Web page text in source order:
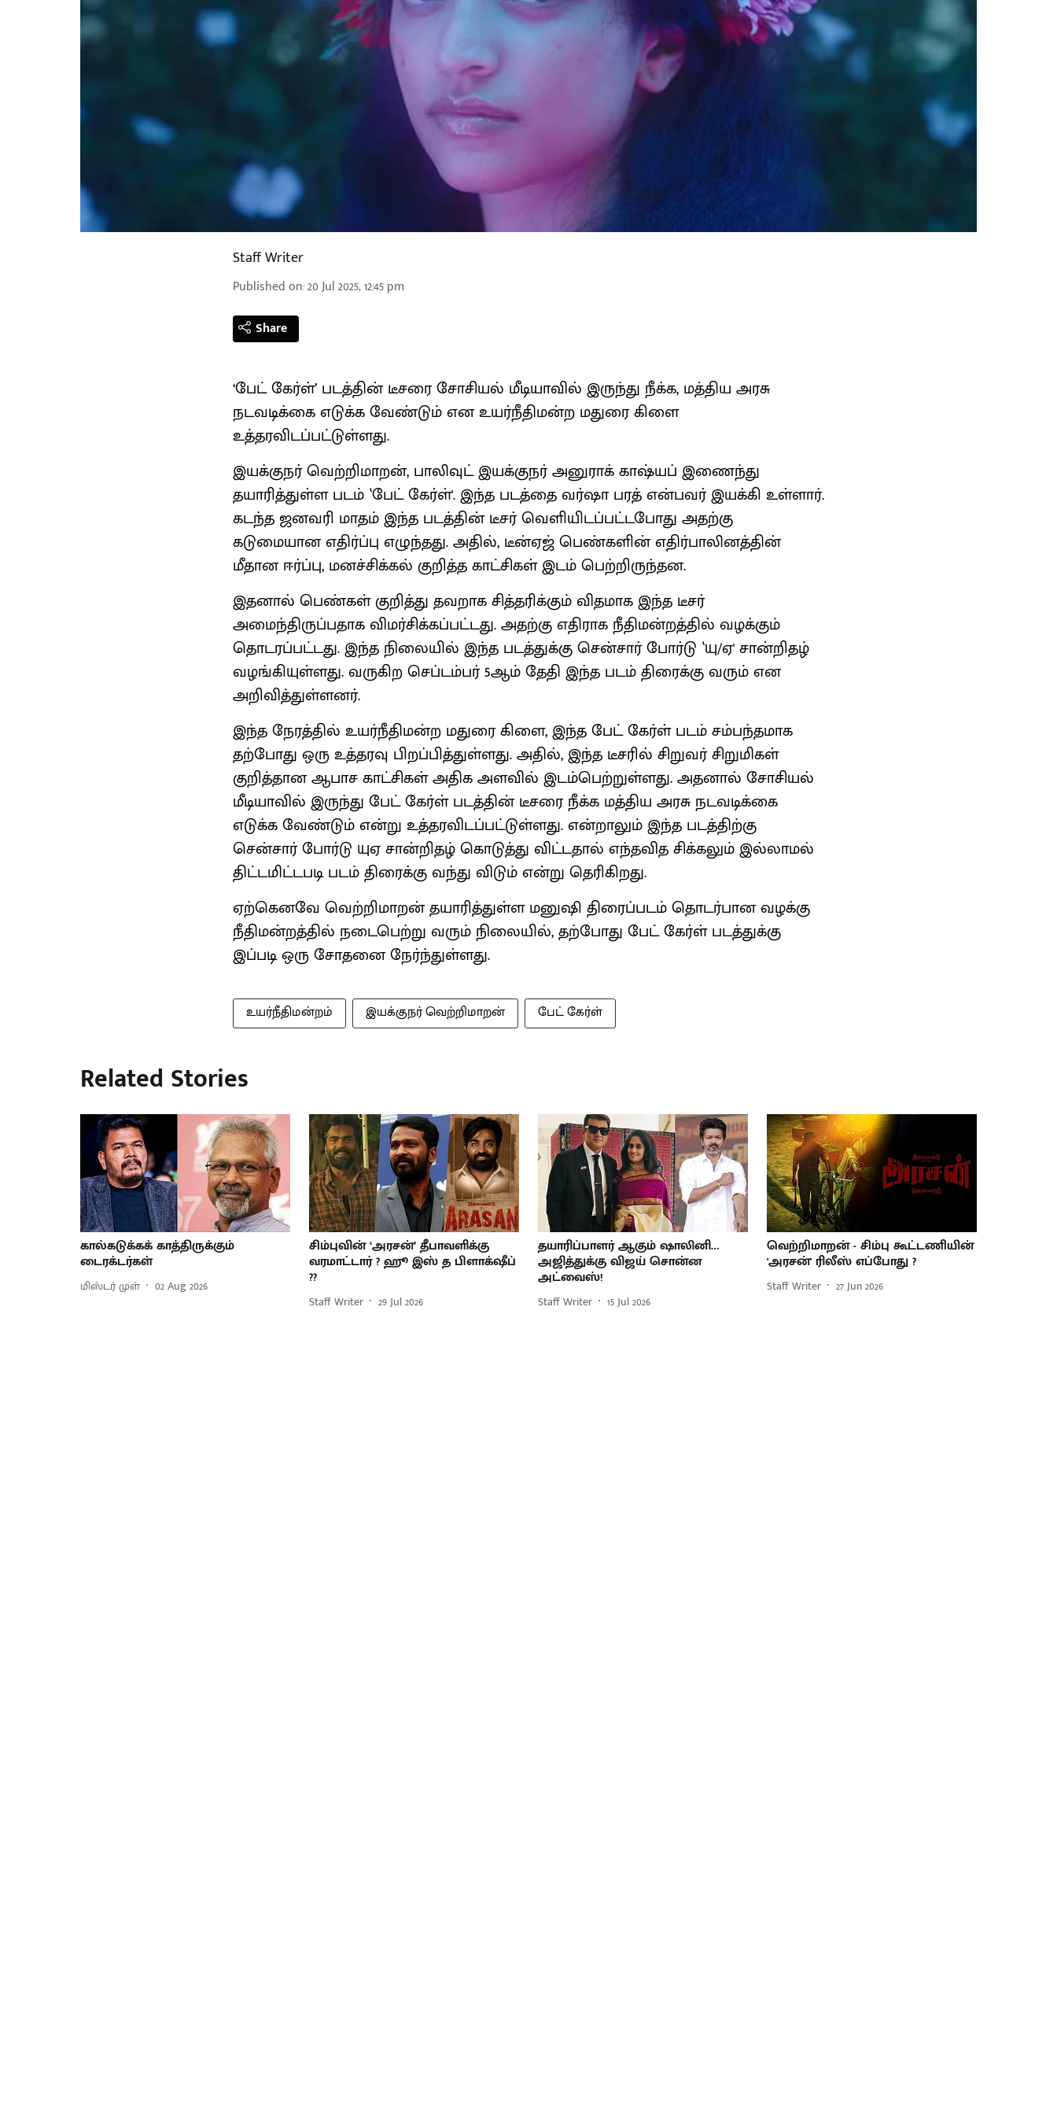
Staff Writer
Published on:20 Jul 2025, 12:45 pm
Share
‘பேட் கேர்ள்’ படத்தின் டீசரை சோசியல் மீடியாவில் இருந்து நீக்க, மத்திய அரசு
நடவடிக்கை எடுக்க வேண்டும் என உயர்நீதிமன்ற மதுரை கிளை
உத்தரவிடப்பட்டுள்ளது.
இயக்குநர் வெற்றிமாறன், பாலிவுட் இயக்குநர் அனுராக் காஷ்யப் இணைந்து
தயாரித்துள்ள படம் ‛பேட் கேர்ள்'. இந்த படத்தை வர்ஷா பரத் என்பவர் இயக்கி உள்ளார்.
கடந்த ஜனவரி மாதம் இந்த படத்தின் டீசர் வெளியிடப்பட்டபோது அதற்கு
கடுமையான எதிர்ப்பு எழுந்தது. அதில், டீன்ஏஜ் பெண்களின் எதிர்பாலினத்தின்
மீதான ஈர்ப்பு, மனச்சிக்கல் குறித்த காட்சிகள் இடம் பெற்றிருந்தன.
இதனால் பெண்கள் குறித்து தவறாக சித்தரிக்கும் விதமாக இந்த டீசர்
அமைந்திருப்பதாக விமர்சிக்கப்பட்டது. அதற்கு எதிராக நீதிமன்றத்தில் வழக்கும்
தொடரப்பட்டது. இந்த நிலையில் இந்த படத்துக்கு சென்சார் போர்டு ‛யு/ஏ' சான்றிதழ்
வழங்கியுள்ளது. வருகிற செப்டம்பர் 5ஆம் தேதி இந்த படம் திரைக்கு வரும் என
அறிவித்துள்ளனர்.
இந்த நேரத்தில் உயர்நீதிமன்ற மதுரை கிளை, இந்த பேட் கேர்ள் படம் சம்பந்தமாக
தற்போது ஒரு உத்தரவு பிறப்பித்துள்ளது. அதில், இந்த டீசரில் சிறுவர் சிறுமிகள்
குறித்தான ஆபாச காட்சிகள் அதிக அளவில் இடம்பெற்றுள்ளது. அதனால் சோசியல்
மீடியாவில் இருந்து பேட் கேர்ள் படத்தின் டீசரை நீக்க மத்திய அரசு நடவடிக்கை
எடுக்க வேண்டும் என்று உத்தரவிடப்பட்டுள்ளது. என்றாலும் இந்த படத்திற்கு
சென்சார் போர்டு யுஏ சான்றிதழ் கொடுத்து விட்டதால் எந்தவித சிக்கலும் இல்லாமல்
திட்டமிட்டபடி படம் திரைக்கு வந்து விடும் என்று தெரிகிறது.
ஏற்கெனவே வெற்றிமாறன் தயாரித்துள்ள மனுஷி திரைப்படம் தொடர்பான வழக்கு
நீதிமன்றத்தில் நடைபெற்று வரும் நிலையில், தற்போது பேட் கேர்ள் படத்துக்கு
இப்படி ஒரு சோதனை நேர்ந்துள்ளது.
உயர்நீதிமன்றம் இயக்குநர் வெற்றிமாறன் பேட் கேர்ள்
Related Stories
கால்கடுக்கக் காத்திருக்கும்
டைரக்டர்கள்
மிஸ்டர் முள் 02 Aug 2026
சிம்புவின் ‘அரசன்’ தீபாவளிக்கு
வரமாட்டார் ? ஹூ இஸ் த பிளாக்‌ஷீப்
??
Staff Writer 29 Jul 2026
தயாரிப்பாளர் ஆகும் ஷாலினி…
அஜித்துக்கு விஜய் சொன்ன
அட்வைஸ்!
Staff Writer 15 Jul 2026
வெற்றிமாறன் - சிம்பு கூட்டணியின்
'அரசன்' ரிலீஸ் எப்போது ?
Staff Writer 27 Jun 2026